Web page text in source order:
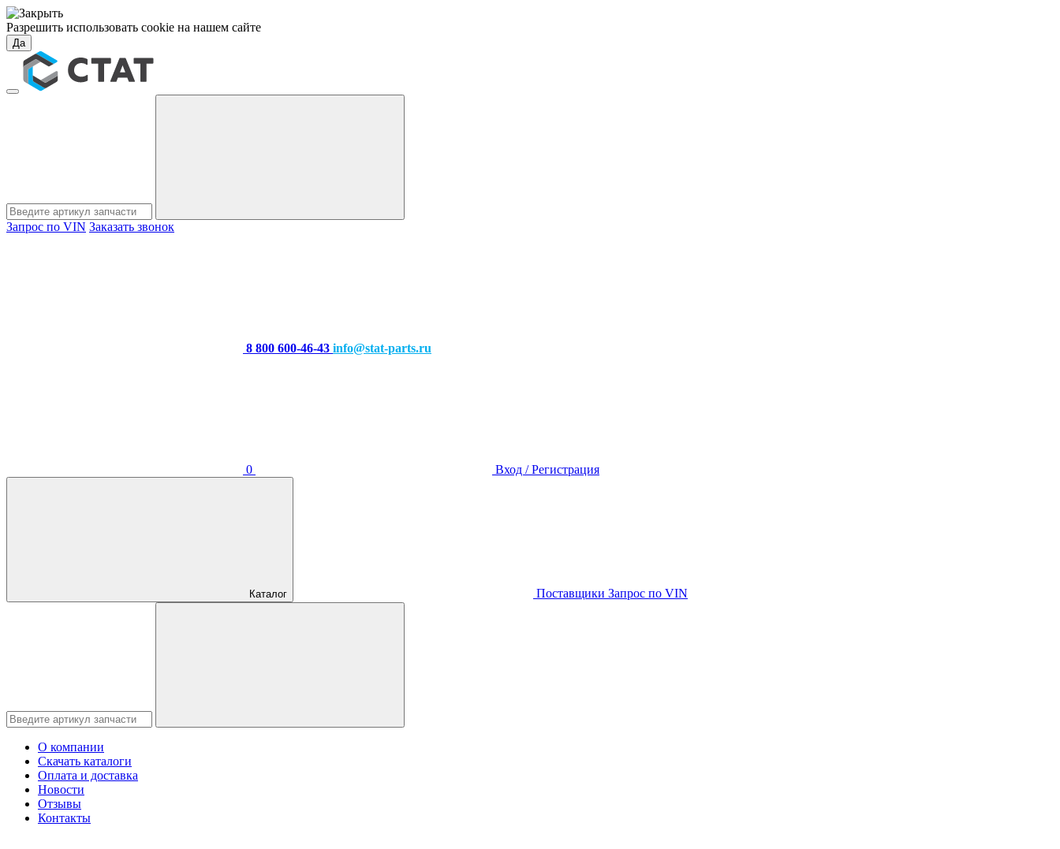
Разрешить использовать cookie на нашем сайте
Да
Запрос по VIN Заказать звонок
8 800 600-46-43 info@stat-parts.ru
0 Вход / Регистрация
Каталог Поставщики Запрос по VIN
О компании
Скачать каталоги
Оплата и доставка
Новости
Отзывы
Контакты